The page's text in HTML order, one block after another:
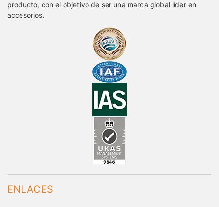
producto, con el objetivo de ser una marca global líder en
accesorios.
ENLACES